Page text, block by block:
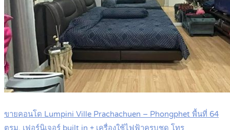
ขายคอนโด Lumpini Ville Prachachuen – Phongphet พื้นที่ 64
ตรม. เฟอร์นิเจอร์ built in + เครื่องใช้ไฟฟ้าครบชุด โทร